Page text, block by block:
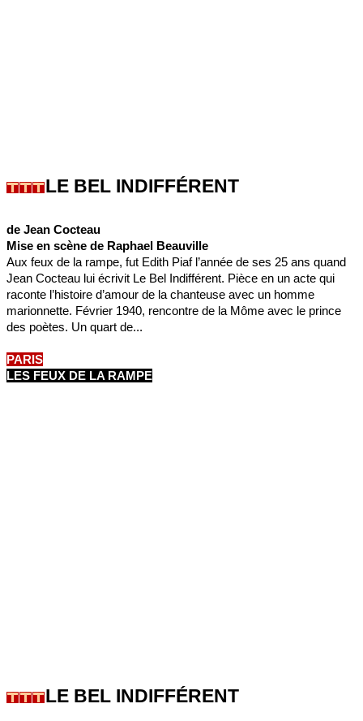
LE BEL INDIFFÉRENT
de Jean Cocteau
Mise en scène de Raphael Beauville
Aux feux de la rampe, fut Edith Piaf l’année de ses 25 ans quand
Jean Cocteau lui écrivit Le Bel Indifférent. Pièce en un acte qui
raconte l’histoire d’amour de la chanteuse avec un homme
marionnette. Février 1940, rencontre de la Môme avec le prince
des poètes. Un quart de...
PARIS
LES FEUX DE LA RAMPE
LE BEL INDIFFÉRENT